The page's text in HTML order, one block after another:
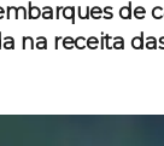
de
na receita